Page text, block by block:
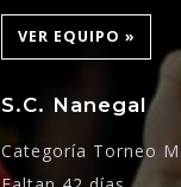
VER EQUIPO »
S.C. Nanegal
Categoría Torneo